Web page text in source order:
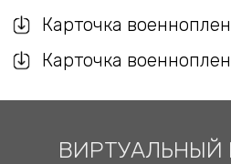
Карточка
Карточка
ВИРТУАЛЬНЫЙ